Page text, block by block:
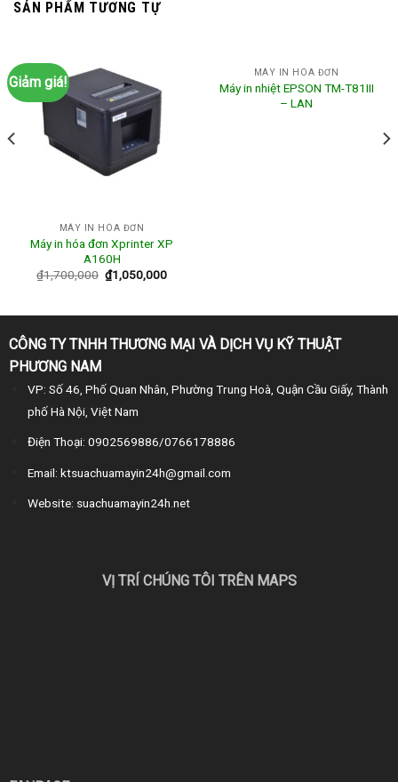
SẢN PHẨM TƯƠNG TỰ
Giảm giá!
MÁY IN HÓA ĐƠN
Máy in hóa đơn Xprinter XP
A160H
₫1,700,000 ₫1,050,000
MÁY IN HÓA ĐƠN
Máy in nhiệt EPSON TM-T81III
– LAN
CÔNG TY TNHH THƯƠNG MẠI VÀ DỊCH VỤ KỸ THUẬT
PHƯƠNG NAM
VP: Số 46, Phố Quan Nhân, Phường Trung Hoà, Quận Cầu Giấy, Thành
phố Hà Nội, Việt Nam
Điện Thoại: 0902569886/0766178886
Email: ktsuachuamayin24h@gmail.com
Website: suachuamayin24h.net
VỊ TRÍ CHÚNG TÔI TRÊN MAPS